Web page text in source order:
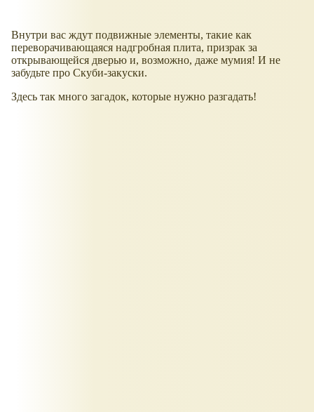
Внутри вас ждут подвижные элементы, такие как
переворачивающаяся надгробная плита, призрак за
открывающейся дверью и, возможно, даже мумия! И не
забудьте про Скуби-закуски.
Здесь так много загадок, которые нужно разгадать!